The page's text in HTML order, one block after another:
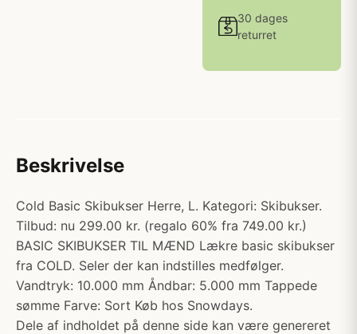
30 dages
returret
Beskrivelse
Cold Basic Skibukser Herre, L. Kategori: Skibukser.
Tilbud: nu 299.00 kr. (regalo 60% fra 749.00 kr.)
BASIC SKIBUKSER TIL MÆND Lækre basic skibukser
fra COLD. Seler der kan indstilles medfølger.
Vandtryk: 10.000 mm Åndbar: 5.000 mm Tappede
sømme Farve: Sort Køb hos Snowdays.
Dele af indholdet på denne side kan være genereret